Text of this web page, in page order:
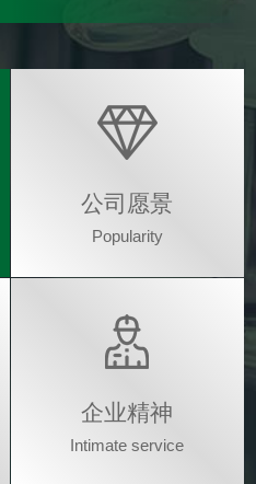
公司愿景
Popularity
企业精神
Intimate service